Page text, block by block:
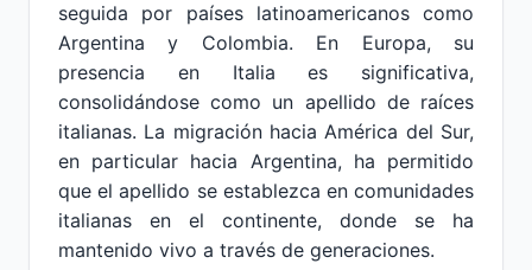
seguida por países latinoamericanos como
Argentina y Colombia. En Europa, su
presencia en Italia es significativa,
consolidándose como un apellido de raíces
italianas. La migración hacia América del Sur,
en particular hacia Argentina, ha permitido
que el apellido se establezca en comunidades
italianas en el continente, donde se ha
mantenido vivo a través de generaciones.